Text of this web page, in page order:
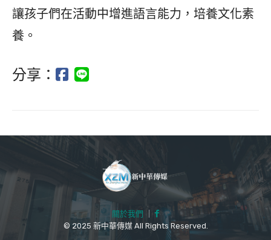
讓孩子們在活動中增進語言能力，培養文化素
養。
分享：
關於我們
｜
© 2025 新中華傳媒 All Rights Reserved.